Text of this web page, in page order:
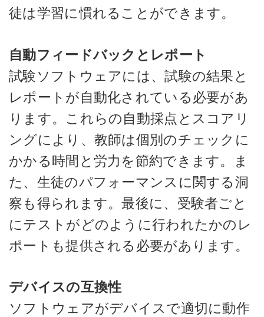
徒は学習に慣れることができます。
自動フィードバックとレポート
試験ソフトウェアには、試験の結果と
レポートが自動化されている必要があ
ります。これらの自動採点とスコアリ
ングにより、教師は個別のチェックに
かかる時間と労力を節約できます。ま
た、生徒のパフォーマンスに関する洞
察も得られます。最後に、受験者ごと
にテストがどのように行われたかのレ
ポートも提供される必要があります。
デバイスの互換性
ソフトウェアがデバイスで適切に動作